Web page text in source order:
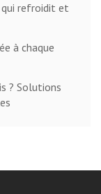
refroidit et
à chaque
? Solutions